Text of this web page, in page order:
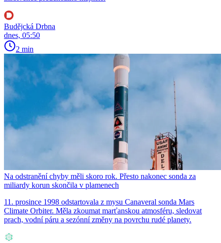
Budějcká Drbna
dnes, 05:50
2 min
Na odstranění chyby měli skoro rok. Přesto nakonec sonda za
miliardy korun skončila v plamenech
11. prosince 1998 odstartovala z mysu Canaveral sonda Mars
Climate Orbiter. Měla zkoumat marťanskou atmosféru, sledovat
prach, vodní páru a sezónní změny na povrchu rudé planety.